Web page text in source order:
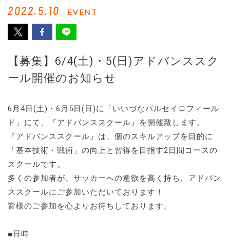
2022.5.10 EVENT
【募集】6/4(土)・5(日)アドバンススク
ール開催のお知らせ
6月4日(土)・6月5日(日)に「いいづなパルセイロフィール
ド」にて、『アドバンススクール』を開催致します。
『アドバンススクール』は、個のスキルアップを目的に
「基本技術・戦術」の向上と習得を目指す2日間コースの
スクールです。
多くの参加者が、サッカーへの意欲を高く持ち、アドバン
ススクールにご参加いただいております！
皆様のご参加を心よりお待ちしております。
■日時